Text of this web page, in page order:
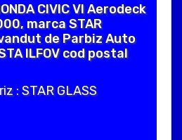
CIVIC VI Aerodeck
marca STAR
de Parbiz Auto
ILFOV cod postal
: STAR GLASS